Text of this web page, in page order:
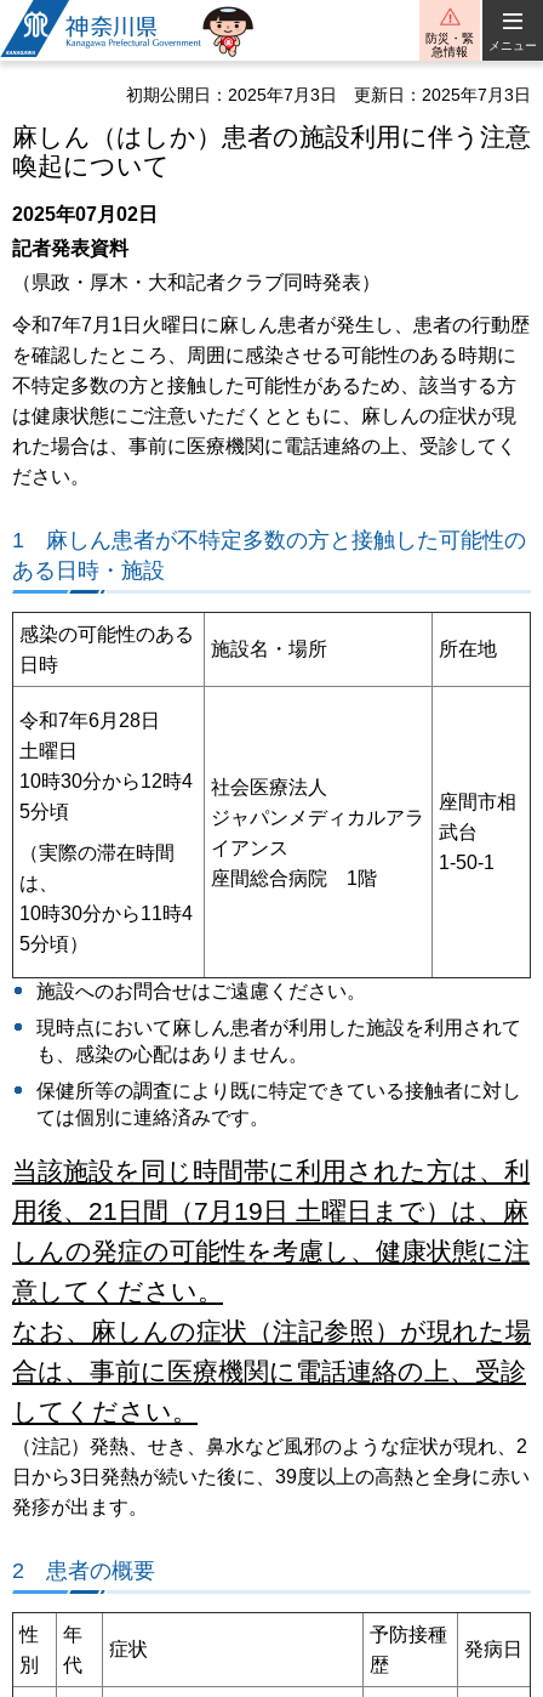
神奈川県
防災・緊
急情報
メニュー
初期公開日：2025年7月3日 更新日：2025年7月3日
麻しん（はしか）患者の施設利用に伴う注意
喚起について
2025年07月02日
記者発表資料
（県政・厚木・大和記者クラブ同時発表）
令和7年7月1日火曜日に麻しん患者が発生し、患者の行動歴
を確認したところ、周囲に感染させる可能性のある時期に
不特定多数の方と接触した可能性があるため、該当する方
は健康状態にご注意いただくとともに、麻しんの症状が現
れた場合は、事前に医療機関に電話連絡の上、受診してく
ださい。
1 麻しん患者が不特定多数の方と接触した可能性の
ある日時・施設
感染の可能性のある
日時
施設名・場所 所在地
令和7年6月28日
土曜日
10時30分から12時4
5分頃
（実際の滞在時間
は、
10時30分から11時4
5分頃）
社会医療法人
ジャパンメディカルアラ
イアンス
座間総合病院 1階
座間市相
武台
1-50-1
施設へのお問合せはご遠慮ください。
現時点において麻しん患者が利用した施設を利用されて
も、感染の心配はありません。
保健所等の調査により既に特定できている接触者に対し
ては個別に連絡済みです。
当該施設を同じ時間帯に利用された方は、利
用後、21日間（7月19日 土曜日まで）は、麻
しんの発症の可能性を考慮し、健康状態に注
意してください。
なお、麻しんの症状（注記参照）が現れた場
合は、事前に医療機関に電話連絡の上、受診
してください。
（注記）発熱、せき、鼻水など風邪のような症状が現れ、2
日から3日発熱が続いた後に、39度以上の高熱と全身に赤い
発疹が出ます。
2 患者の概要
性
別
年
代
症状
予防接種
歴
発病日